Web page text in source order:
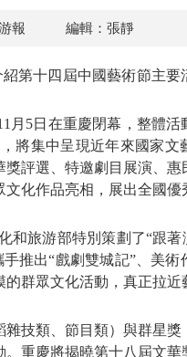
報 編輯：張靜
第十四屆中國藝術節主要
5日在重慶閉幕，整體活
將集中呈現近年來國家文
評選、特邀劇目展演、惠
化作品亮相，展出全國
旅游部特別策劃了“跟著
推出“戲劇雙城記”、美術
群眾文化活動，真正拉近
類、節目類）與群星獎
重慶將揭曉第十八屆文華